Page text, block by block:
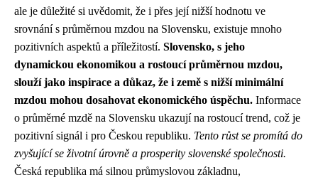
ale je důležité si uvědomit, že i přes její nižší hodnotu ve
srovnání s průměrnou mzdou na Slovensku, existuje mnoho
pozitivních aspektů a příležitostí. Slovensko, s jeho
dynamickou ekonomikou a rostoucí průměrnou mzdou,
slouží jako inspirace a důkaz, že i země s nižší minimální
mzdou mohou dosahovat ekonomického úspěchu. Informace
o průměrné mzdě na Slovensku ukazují na rostoucí trend, což je
pozitivní signál i pro Českou republiku. Tento růst se promítá do
zvyšující se životní úrovně a prosperity slovenské společnosti.
Česká republika má silnou průmyslovou základnu,